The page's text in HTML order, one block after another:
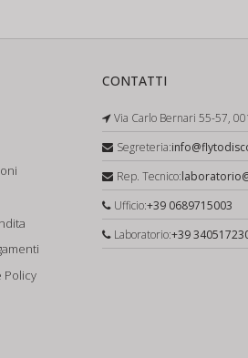
Policy
CONTATTI
Via Carlo Bernari 55-57,
Segreteria:
Rep. Tecnico:
Ufficio:+39 0689715003
Laboratorio:+39